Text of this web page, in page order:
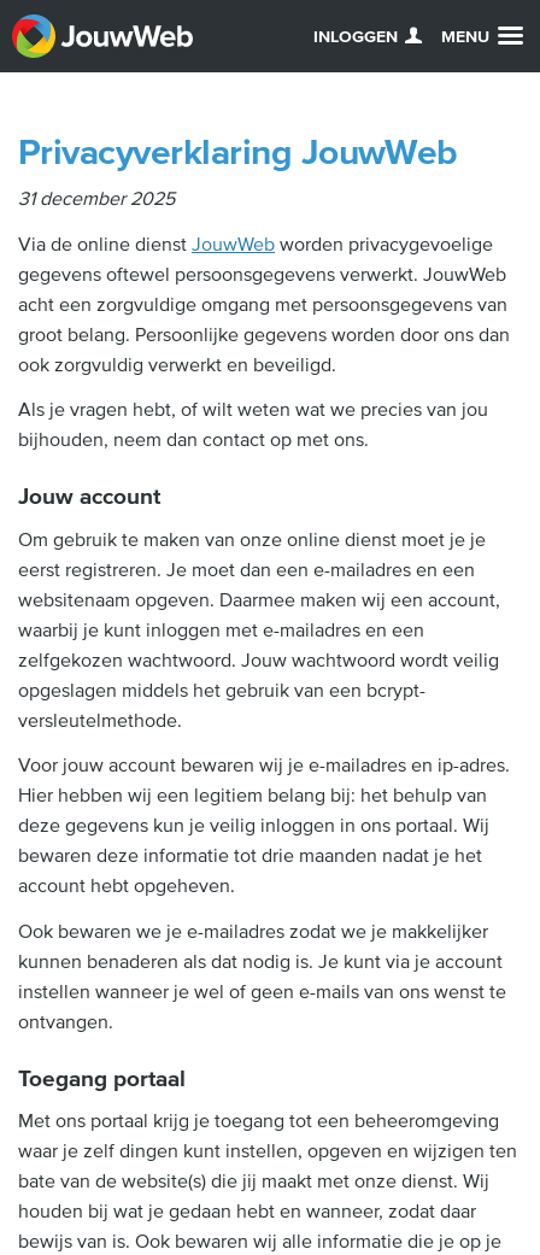
INLOGGEN MENU
Privacyverklaring JouwWeb
31 december 2025
Via de online dienst JouwWeb worden privacygevoelige
gegevens oftewel persoonsgegevens verwerkt. JouwWeb
acht een zorgvuldige omgang met persoonsgegevens van
groot belang. Persoonlijke gegevens worden door ons dan
ook zorgvuldig verwerkt en beveiligd.
Als je vragen hebt, of wilt weten wat we precies van jou
bijhouden, neem dan contact op met ons.
Jouw account
Om gebruik te maken van onze online dienst moet je je
eerst registreren. Je moet dan een e-mailadres en een
websitenaam opgeven. Daarmee maken wij een account,
waarbij je kunt inloggen met e-mailadres en een
zelfgekozen wachtwoord. Jouw wachtwoord wordt veilig
opgeslagen middels het gebruik van een bcrypt-
versleutelmethode.
Voor jouw account bewaren wij je e-mailadres en ip-adres.
Hier hebben wij een legitiem belang bij: het behulp van
deze gegevens kun je veilig inloggen in ons portaal. Wij
bewaren deze informatie tot drie maanden nadat je het
account hebt opgeheven.
Ook bewaren we je e-mailadres zodat we je makkelijker
kunnen benaderen als dat nodig is. Je kunt via je account
instellen wanneer je wel of geen e-mails van ons wenst te
ontvangen.
Toegang portaal
Met ons portaal krijg je toegang tot een beheeromgeving
waar je zelf dingen kunt instellen, opgeven en wijzigen ten
bate van de website(s) die jij maakt met onze dienst. Wij
houden bij wat je gedaan hebt en wanneer, zodat daar
bewijs van is. Ook bewaren wij alle informatie die je op je